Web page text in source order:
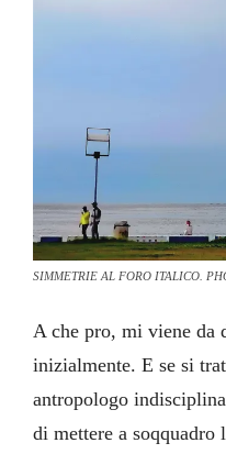
SIMMETRIE AL FORO ITALICO.
A che pro, mi viene da
inizialmente. E se si
antropologo
di mettere a soqquadro